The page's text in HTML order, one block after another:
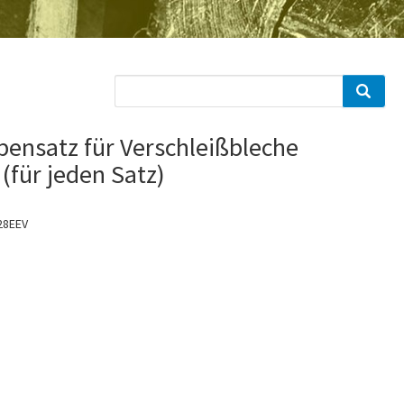
für Verschleißbleche
jeden Satz)